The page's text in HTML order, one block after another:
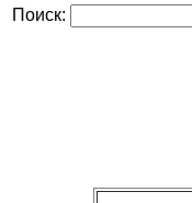
Поиск: